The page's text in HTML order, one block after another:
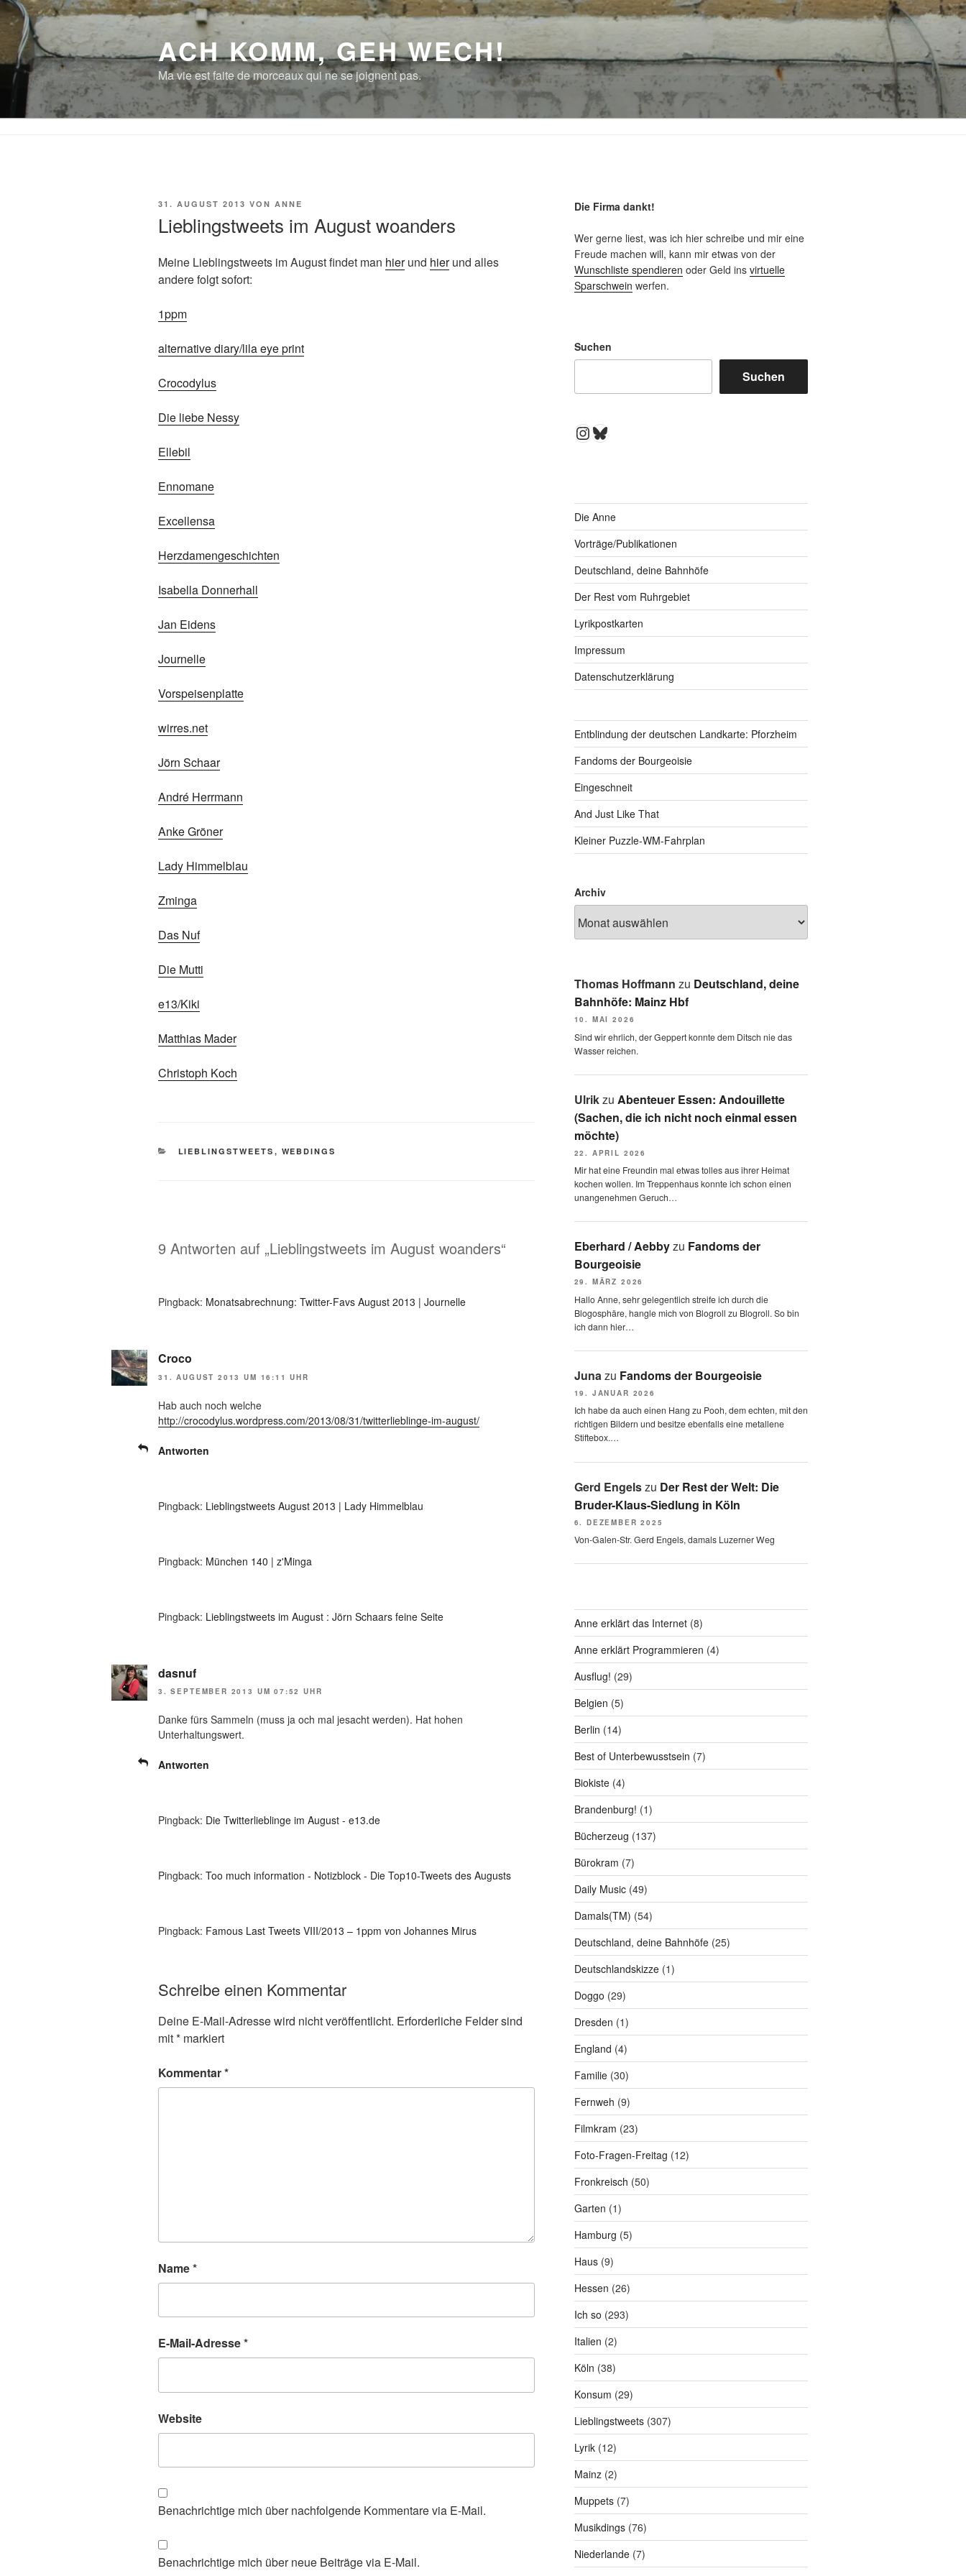
Zum
Inhalt
springen
ACH KOMM, GEH WECH!
Ma vie est faite de morceaux qui ne se joignent pas.
VERÖFFENTLICHT
31. AUGUST 2013 VON ANNE
Lieblingstweets im August woanders
Meine Lieblingstweets im August findet man hierund hierund alles
andere folgt sofort:
1ppm
alternative diary/lila eye print
Crocodylus
Die liebe Nessy
Ellebil
Ennomane
Excellensa
Herzdamengeschichten
Isabella Donnerhall
Jan Eidens
Journelle
Vorspeisenplatte
wirres.net
Jörn Schaar
André Herrmann
Anke Gröner
Lady Himmelblau
Zminga
Das Nuf
Die Mutti
e13/Kiki
Matthias Mader
Christoph Koch
KATEGORIEN
LIEBLINGSTWEETS , WEBDINGS
9 Antworten auf „Lieblingstweets im August woanders“
Pingback: Monatsabrechnung: Twitter-Favs August 2013 | Journelle
Croco
31. AUGUST 2013 UM 16:11 UHR
Hab auch noch welche
http://crocodylus.wordpress.com/2013/08/31/twitterlieblinge-im-august/
Antworten
Pingback: Lieblingstweets August 2013 | Lady Himmelblau
Pingback: München 140 | z'Minga
Pingback: Lieblingstweets im August : Jörn Schaars feine Seite
dasnuf
3. SEPTEMBER 2013 UM 07:52 UHR
Danke fürs Sammeln (muss ja och mal jesacht werden). Hat hohen
Unterhaltungswert.
Antworten
Pingback: Die Twitterlieblinge im August - e13.de
Pingback: Too much information - Notizblock - Die Top10-Tweets des Augusts
Pingback: Famous Last Tweets VIII/2013 – 1ppm von Johannes Mirus
Schreibe einen Kommentar
Deine E-Mail-Adresse wird nicht veröffentlicht. Erforderliche Felder sind
mit* markiert
Kommentar*
Name*
E-Mail-Adresse*
Website
Benachrichtige mich über nachfolgende Kommentare via E-Mail.
Benachrichtige mich über neue Beiträge via E-Mail.
Die Firma dankt!
Wer gerne liest, was ich hier schreibe und mir eine
Freude machen will, kann mir etwas von der
Wunschliste spendieren oder Geld ins virtuelle
Sparschwein werfen.
Suchen
Suchen
Instagram
Bluesky
Die Anne
Vorträge/Publikationen
Deutschland, deine Bahnhöfe
Der Rest vom Ruhrgebiet
Lyrikpostkarten
Impressum
Datenschutzerklärung
Entblindung der deutschen Landkarte: Pforzheim
Fandoms der Bourgeoisie
Eingeschneit
And Just Like That
Kleiner Puzzle-WM-Fahrplan
Archiv
Thomas Hoffmann zu Deutschland, deine
Bahnhöfe: Mainz Hbf
10. MAI 2026
Sind wir ehrlich, der Geppert konnte dem Ditsch nie das
Wasser reichen.
Ulrikzu Abenteuer Essen: Andouillette
(Sachen, die ich nicht noch einmal essen
möchte)
22. APRIL 2026
Mir hat eine Freundin mal etwas tolles aus ihrer Heimat
kochen wollen. Im Treppenhaus konnte ich schon einen
unangenehmen Geruch…
Eberhard / Aebbyzu Fandoms der
Bourgeoisie
29. MÄRZ 2026
Hallo Anne, sehr gelegentlich streife ich durch die
Blogosphäre, hangle mich von Blogroll zu Blogroll. So bin
ich dann hier…
Junazu Fandoms der Bourgeoisie
19. JANUAR 2026
Ich habe da auch einen Hang zu Pooh, dem echten, mit den
richtigen Bildern und besitze ebenfalls eine metallene
Stiftebox.…
Gerd Engelszu Der Rest der Welt: Die
Bruder-Klaus-Siedlung in Köln
6. DEZEMBER 2025
Von-Galen-Str. Gerd Engels, damals Luzerner Weg
Anne erklärt das Internet(8)
Anne erklärt Programmieren (4)
Ausflug! (29)
Belgien (5)
Berlin (14)
Best of Unterbewusstsein (7)
Biokiste(4)
Brandenburg! (1)
Bücherzeug (137)
Bürokram (7)
Daily Music(49)
Damals(TM) (54)
Deutschland, deine Bahnhöfe(25)
Deutschlandskizze(1)
Doggo (29)
Dresden (1)
England (4)
Familie(30)
Fernweh (9)
Filmkram (23)
Foto-Fragen-Freitag (12)
Fronkreisch (50)
Garten (1)
Hamburg (5)
Haus(9)
Hessen (26)
Ich so (293)
Italien (2)
Köln (38)
Konsum (29)
Lieblingstweets(307)
Lyrik(12)
Mainz(2)
Muppets(7)
Musikdings(76)
Niederlande(7)